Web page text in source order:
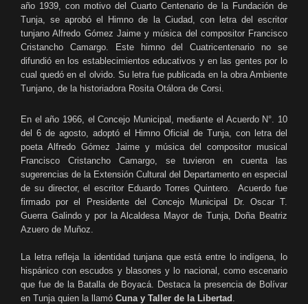
año 1939, con motivo del Cuarto Centenario de la Fundación de
Tunja, se aprobó el Himno de la Ciudad, con letra del escritor
tunjano Alfredo Gómez Jaime y música del compositor Francisco
Cristancho Camargo. Este himno del Cuatricentenario no se
difundió en los establecimientos educativos y en las gentes por lo
cual quedó en el olvido. Su letra fue publicada en la obra Ambiente
Tunjano, de la historiadora Rosita Otálora de Corsi.
En el año 1966, el Concejo Municipal, mediante el Acuerdo N°. 10
del 6 de agosto, adoptó el Himno Oficial de Tunja, con letra del
poeta Alfredo Gómez Jaime y música del compositor musical
Francisco Cristancho Camargo, se tuvieron en cuenta las
sugerencias de la Extensión Cultural del Departamento en especial
de su director, el escritor Eduardo Torres Quintero. Acuerdo fue
firmado por el Presidente del Concejo Municipal Dr. Oscar T.
Guerra Galindo y por la Alcaldesa Mayor de Tunja, Doña Beatriz
Azuero de Muñoz.
La letra refleja la identidad tunjana que está entre lo indígena, lo
hispánico con escudos y blasones y lo nacional, como escenario
que fue de la Batalla de Boyacá. Destaca la presencia de Bolívar
en Tunja quien la llamó Cuna y Taller de la Libertad .